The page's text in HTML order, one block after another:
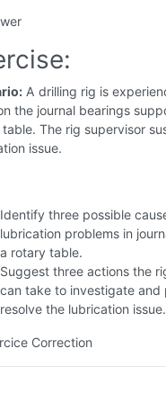
A drilling rig is
the journal bearings
The rig supervisor
issue.
Identify three possible
lubrication problems in
a rotary table.
Suggest three actions the
can take to investigate and
resolve the lubrication issue.
Correction